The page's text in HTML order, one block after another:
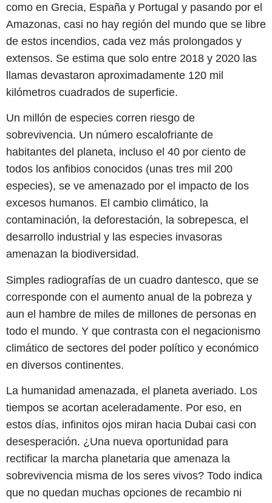
como en Grecia, España y Portugal y pasando por el
Amazonas, casi no hay región del mundo que se libre
de estos incendios, cada vez más prolongados y
extensos. Se estima que solo entre 2018 y 2020 las
llamas devastaron aproximadamente 120 mil
kilómetros cuadrados de superficie.
Un millón de especies corren riesgo de
sobrevivencia. Un número escalofriante de
habitantes del planeta, incluso el 40 por ciento de
todos los anfibios conocidos (unas tres mil 200
especies), se ve amenazado por el impacto de los
excesos humanos. El cambio climático, la
contaminación, la deforestación, la sobrepesca, el
desarrollo industrial y las especies invasoras
amenazan la biodiversidad.
Simples radiografías de un cuadro dantesco, que se
corresponde con el aumento anual de la pobreza y
aun el hambre de miles de millones de personas en
todo el mundo. Y que contrasta con el negacionismo
climático de sectores del poder político y económico
en diversos continentes.
La humanidad amenazada, el planeta averiado. Los
tiempos se acortan aceleradamente. Por eso, en
estos días, infinitos ojos miran hacia Dubai casi con
desesperación. ¿Una nueva oportunidad para
rectificar la marcha planetaria que amenaza la
sobrevivencia misma de los seres vivos? Todo indica
que no quedan muchas opciones de recambio ni